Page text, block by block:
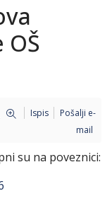
Ispis
Pošalji e-
mail
su na poveznici: